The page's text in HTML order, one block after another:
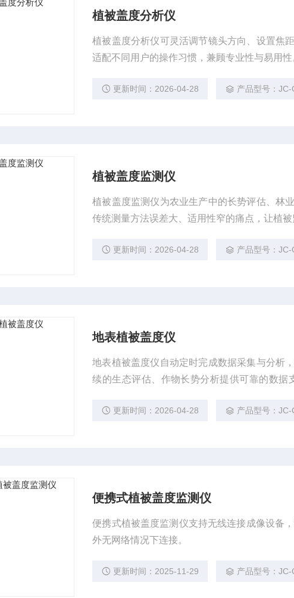
植被盖度分析仪
植被盖度分析仪可灵活调节镜头方向、设置焦
适配不同用户的操作习惯，兼顾专业性与易用性
更新时间：2026-04-28 产品型号：JC-
植被盖度监测仪
植被盖度监测仪为农业生产中的长势评估、林
传统测量方法误差大、适用性窄的痛点，让植被
更新时间：2026-04-28 产品型号：JC-
地表植被盖度仪
地表植被盖度仪自动定时完成数据采集与分析
续的生态评估、作物长势分析提供可靠的数据
更新时间：2026-04-28 产品型号：JC-
便携式植被盖度监测仪
便携式植被盖度监测仪支持无线连接成像设备
外无网络情况下连接。
更新时间：2025-11-29 产品型号：JC-